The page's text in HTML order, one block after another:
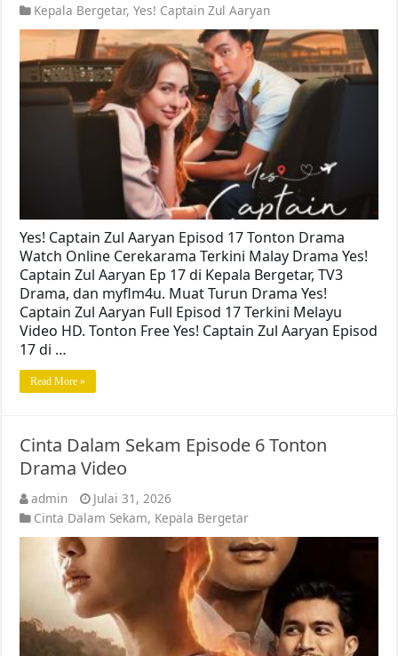
Kepala Bergetar,Yes! Captain Zul Aaryan
Yes! Captain Zul Aaryan Episod 17 Tonton Drama
Watch Online Cerekarama Terkini Malay Drama Yes!
Captain Zul Aaryan Ep 17 di Kepala Bergetar, TV3
Drama, dan myflm4u. Muat Turun Drama Yes!
Captain Zul Aaryan Full Episod 17 Terkini Melayu
Video HD. Tonton Free Yes! Captain Zul Aaryan Episod
17 di …
Read More »
Cinta Dalam Sekam Episode 6 Tonton
Drama Video
admin
Julai 31, 2026
Cinta Dalam Sekam, Kepala Bergetar